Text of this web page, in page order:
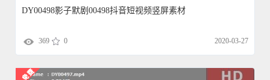
DY00498影子默剧00498抖音短视频竖屏素材
369 0 2020-03-27